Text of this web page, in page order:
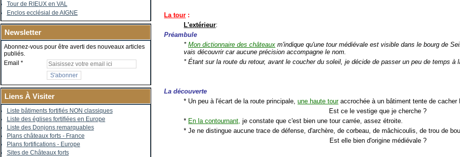
Tour de RIEUX en VAL
Enclos ecclésial de AIGNE
Newsletter
Abonnez-vous pour être averti des nouveaux articles
publiés.
Email
Liens À Visiter
Liste bâtiments fortifiés NON classiques
Liste des églises fortifiées en Europe
Liste des Donjons remarquables
Plans châteaux forts - France
Plans fortifications - Europe
Sites de Châteaux forts
La tour :
L'extérieur:
Préambule
*Mon dictionnaire des châteaux m'indique qu'une tour médiévale est visible dans le bourg de
vais découvrir car aucune précision accompagne le nom.
* Étant sur la route du retour, avant le coucher du soleil, je décide de passer un peu de temps à
La découverte
* Un peu à l'écart de la route principale,une haute touraccrochée à un bâtiment tente de cacher
Est ce le vestige que je cherche ?
* En la contournant, je constate que c'est bien une tour carrée, assez étroite.
* Je ne distingue aucune trace de défense, d'archère, de corbeau, de mâchicoulis, de trou de
Est elle bien d'origine médiévale ?